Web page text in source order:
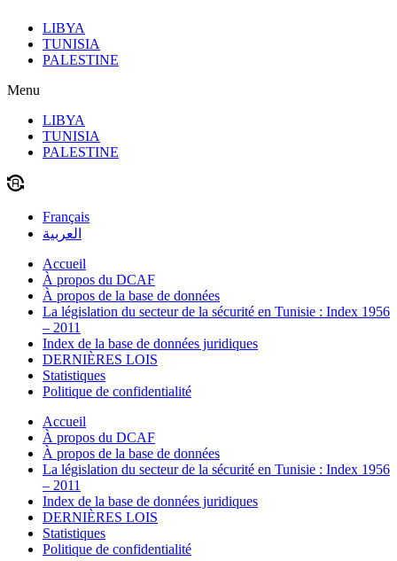
LIBYA
TUNISIA
PALESTINE
Menu
LIBYA
TUNISIA
PALESTINE
Français
العربية
Accueil
À propos du DCAF
À propos de la base de données
La législation du secteur de la sécurité en Tunisie : Index 1956
– 2011
Index de la base de données juridiques
DERNIÈRES LOIS
Statistiques
Politique de confidentialité
Accueil
À propos du DCAF
À propos de la base de données
La législation du secteur de la sécurité en Tunisie : Index 1956
– 2011
Index de la base de données juridiques
DERNIÈRES LOIS
Statistiques
Politique de confidentialité